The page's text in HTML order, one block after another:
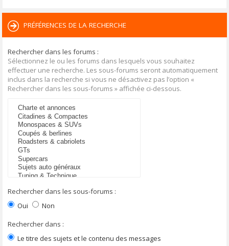
PRÉFÉRENCES DE LA RECHERCHE
Rechercher dans les forums :
Sélectionnez le ou les forums dans lesquels vous souhaitez
effectuer une recherche. Les sous-forums seront automatiquement
inclus dans la recherche si vous ne désactivez pas l’option «
Rechercher dans les sous-forums » affichée ci-dessous.
Rechercher dans les sous-forums :
Oui
Non
Rechercher dans :
Le titre des sujets et le contenu des messages